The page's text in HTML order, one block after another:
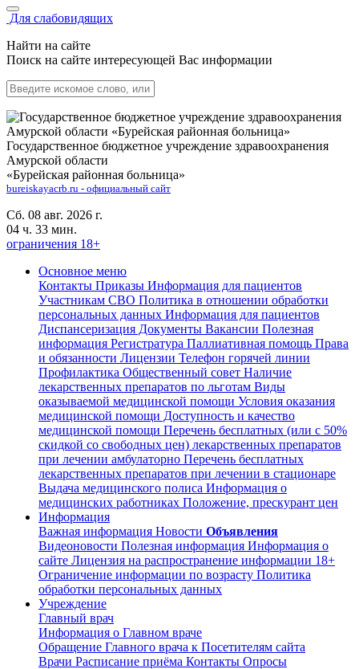
Для слабовидящих
Найти на сайте
Поиск на сайте интересующей Вас информации
Государственное бюджетное учреждение здравоохранения
Амурской области
«Бурейская районная больница»
bureiskayacrb.ru - официальный сайт
Сб. 08 авг. 2026 г.
04 ч. 33 мин.
ограничения 18+
Основное меню
Контакты Приказы Информация для пациентов
Участникам СВО Политика в отношении обработки
персональных данных Информация для пациентов
Диспансеризация Документы Вакансии Полезная
информация Регистратура Паллиативная помощь Права
и обязанности Лицензии Телефон горячей линии
Профилактика Общественный совет Наличие
лекарственных препаратов по льготам Виды
оказываемой медицинской помощи Условия оказания
медицинской помощи Доступность и качество
медицинской помощи Перечень бесплатных (или с 50%
скидкой со свободных цен) лекарственных препаратов
при лечении амбулаторно Перечень бесплатных
лекарственных препаратов при лечении в стационаре
Выдача медицинского полиса Информация о
медицинских работниках Положение, прескурант цен
Информация
Важная информация Новости Объявления
Видеоновости Полезная информация Информация о
сайте Лицензия на распространение информации 18+
Ограничение информации по возрасту Политика
обработки персональных данных
Учреждение
Главный врач
Информация о Главном враче
Обращение Главного врача к Посетителям сайта
Врачи Расписание приёма Контакты Опросы